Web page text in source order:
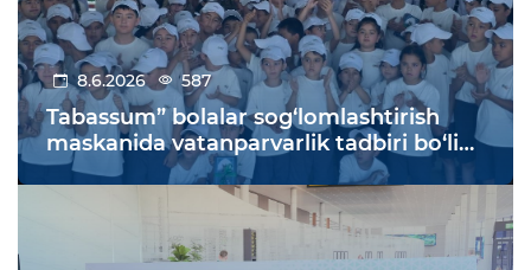
8.6.2026 587
Tabassum” bolalar sog‘lomlashtirish
maskanida vatanparvarlik tadbiri bo‘lib
o‘tdi